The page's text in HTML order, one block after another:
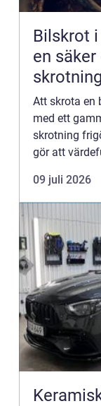
Bilskrot i
en
skrotning
Att skrota en
med ett
skrotning
gör att
men kvali...
09 juli 2026